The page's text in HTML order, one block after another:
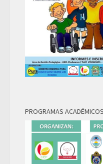
PROGRAMAS